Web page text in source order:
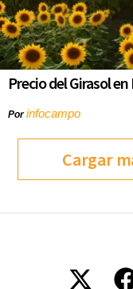
Precio del Girasol
Porinfocampo
Cargar